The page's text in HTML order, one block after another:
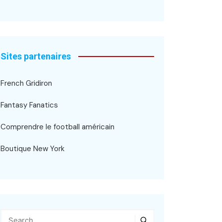
Sites partenaires
French Gridiron
Fantasy Fanatics
Comprendre le football américain
Boutique New York